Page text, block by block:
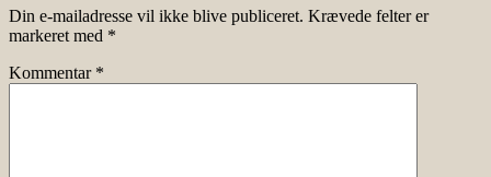
Din e-mailadresse vil ikke blive publiceret. Krævede felter er
markeret med *
Kommentar *